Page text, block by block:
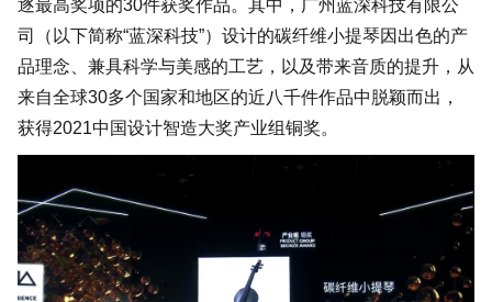
逐最高奖项的30件获奖作品。其中，广州蓝深科技有限公
司（以下简称“蓝深科技”）设计的碳纤维小提琴因出色的产
品理念、兼具科学与美感的工艺，以及带来音质的提升，从
来自全球30多个国家和地区的近八千件作品中脱颖而出，
获得2021中国设计智造大奖产业组铜奖。